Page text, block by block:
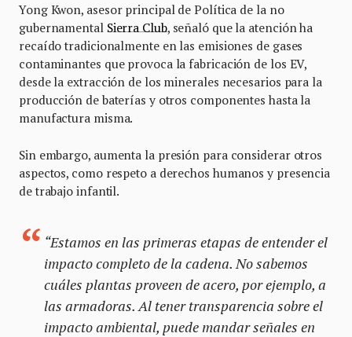
Yong Kwon, asesor principal de Política de la no
gubernamental Sierra Club, señaló que la atención ha
recaído tradicionalmente en las emisiones de gases
contaminantes que provoca la fabricación de los EV,
desde la extracción de los minerales necesarios para la
producción de baterías y otros componentes hasta la
manufactura misma.
Sin embargo, aumenta la presión para considerar otros
aspectos, como respeto a derechos humanos y presencia
de trabajo infantil.
“Estamos en las primeras etapas de entender el
impacto completo de la cadena. No sabemos
cuáles plantas proveen de acero, por ejemplo, a
las armadoras. Al tener transparencia sobre el
impacto ambiental, puede mandar señales en